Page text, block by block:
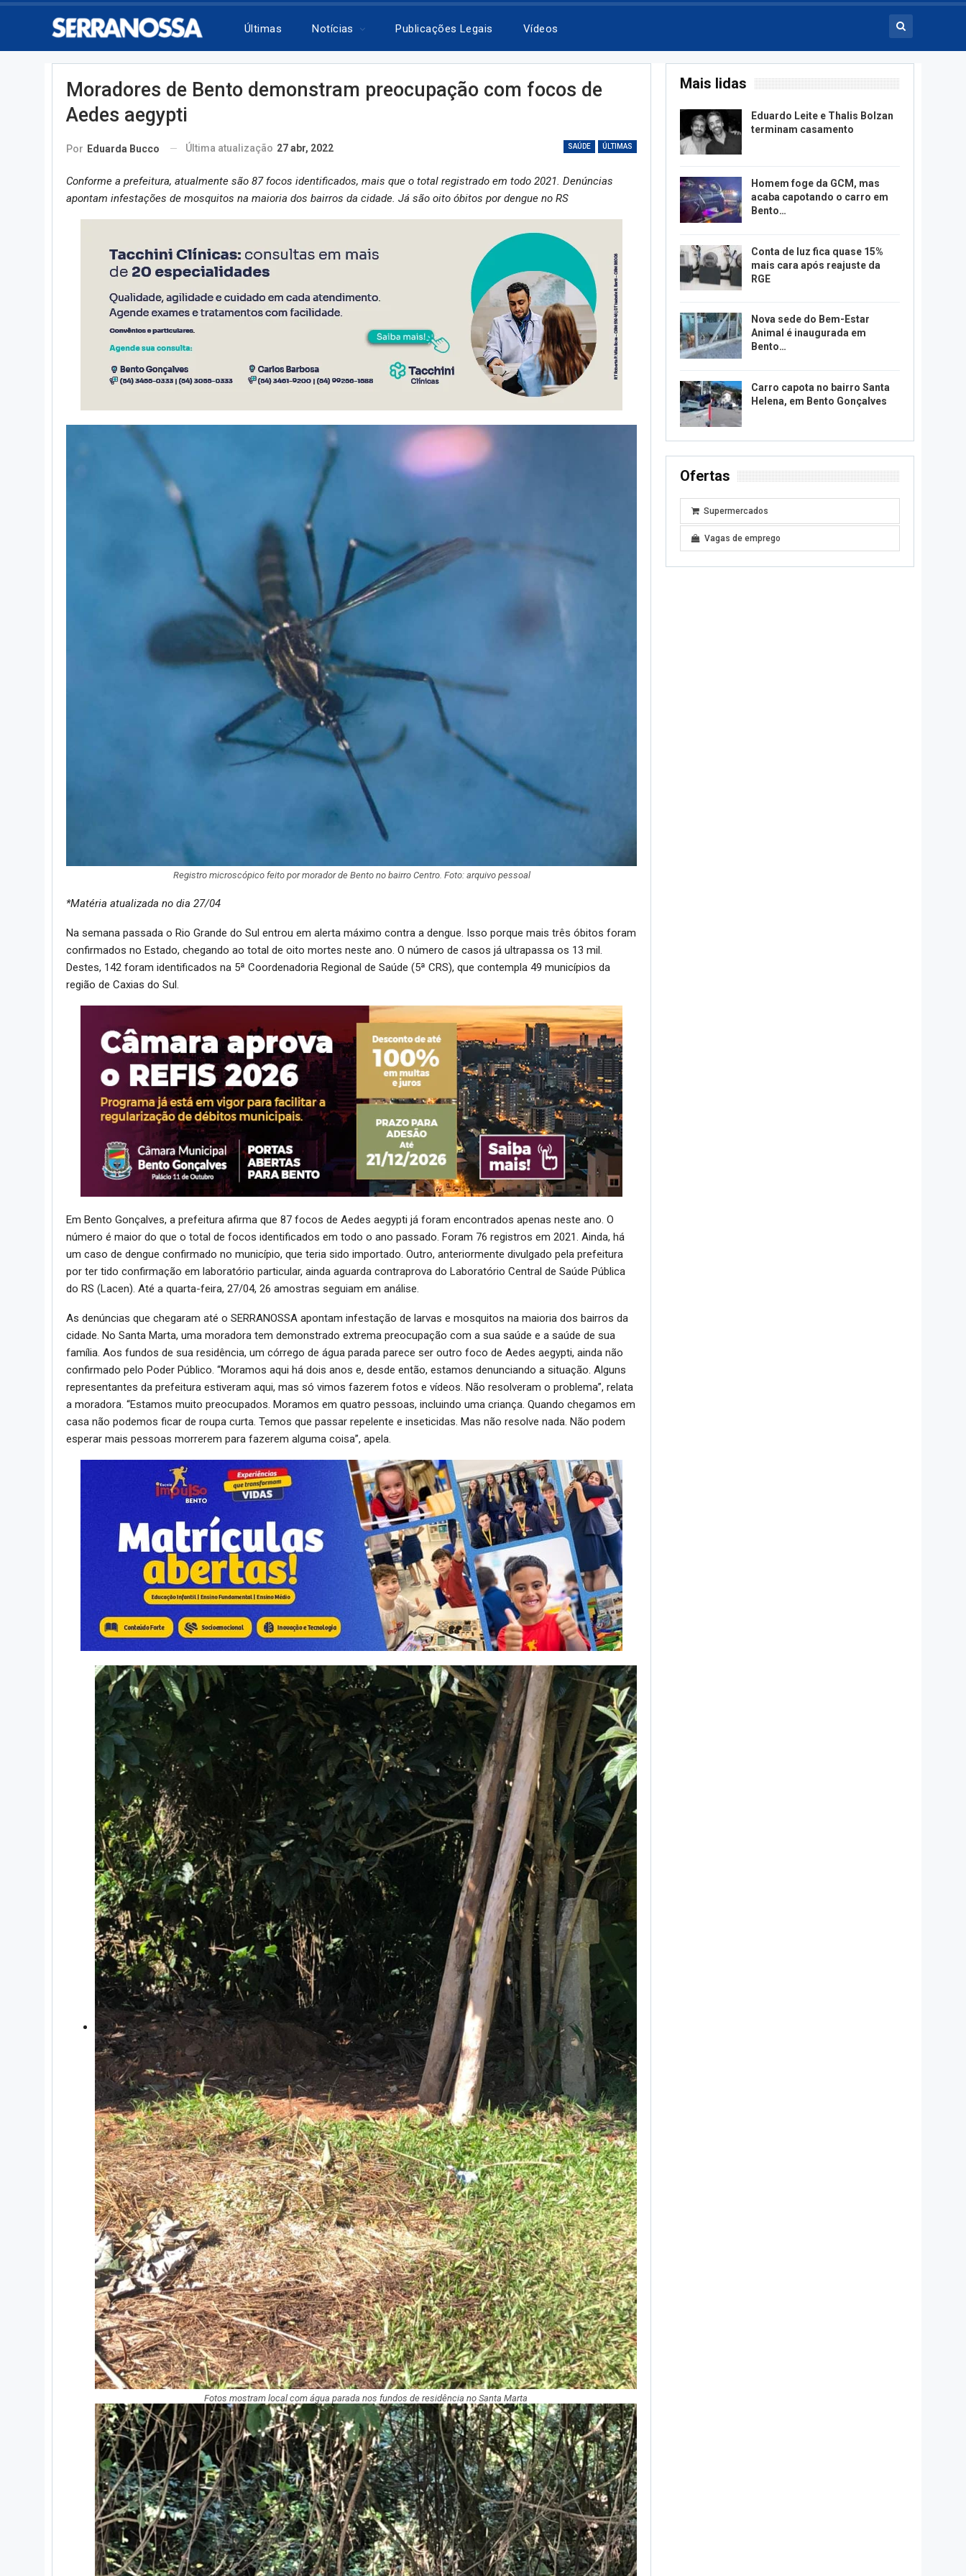
Últimas Notícias Publicações Legais Vídeos
Moradores de Bento demonstram preocupação com focos de
Aedes aegypti
SAÚDE ÚLTIMAS
Por Eduarda Bucco Última atualização 27 abr, 2022
Conforme a prefeitura, atualmente são 87 focos identificados, mais que o total registrado em todo 2021. Denúncias
apontam infestações de mosquitos na maioria dos bairros da cidade. Já são oito óbitos por dengue no RS
Na semana passada o Rio Grande do Sul entrou em alerta máximo contra a dengue. Isso porque mais três óbitos foram
confirmados no Estado, chegando ao total de oito mortes neste ano. O número de casos já ultrapassa os 13 mil.
Destes, 142 foram identificados na 5ª Coordenadoria Regional de Saúde (5ª CRS), que contempla 49 municípios da
Em Bento Gonçalves, a prefeitura afirma que 87 focos de Aedes aegypti já foram encontrados apenas neste ano. O
número é maior do que o total de focos identificados em todo o ano passado. Foram 76 registros em 2021. Ainda, há
um caso de dengue confirmado no município, que teria sido importado. Outro, anteriormente divulgado pela prefeitura
por ter tido confirmação em laboratório particular, ainda aguarda contraprova do Laboratório Central de Saúde Pública
As denúncias que chegaram até o SERRANOSSA apontam infestação de larvas e mosquitos na maioria dos bairros da
cidade. No Santa Marta, uma moradora tem demonstrado extrema preocupação com a sua saúde e a saúde de sua
família. Aos fundos de sua residência, um córrego de água parada parece ser outro foco de Aedes aegypti, ainda não
confirmado pelo Poder Público. “Moramos aqui há dois anos e, desde então, estamos denunciando a situação. Alguns
representantes da prefeitura estiveram aqui, mas só vimos fazerem fotos e vídeos. Não resolveram o problema”, relata
a moradora. “Estamos muito preocupados. Moramos em quatro pessoas, incluindo uma criança. Quando chegamos em
casa não podemos ficar de roupa curta. Temos que passar repelente e inseticidas. Mas não resolve nada. Não podem
Fotos mostram local com água parada nos fundos de residência no Santa Marta
Mais lidas
Eduardo Leite e Thalis Bolzan
terminam casamento
Homem foge da GCM, mas
acaba capotando o carro em
Bento…
Conta de luz fica quase 15%
mais cara após reajuste da
RGE
Nova sede do Bem-Estar
Animal é inaugurada em
Bento…
Carro capota no bairro Santa
Helena, em Bento Gonçalves
Ofertas
Supermercados
Vagas de emprego